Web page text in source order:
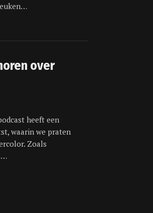
over
heeft een
waarin we praten
Zoals